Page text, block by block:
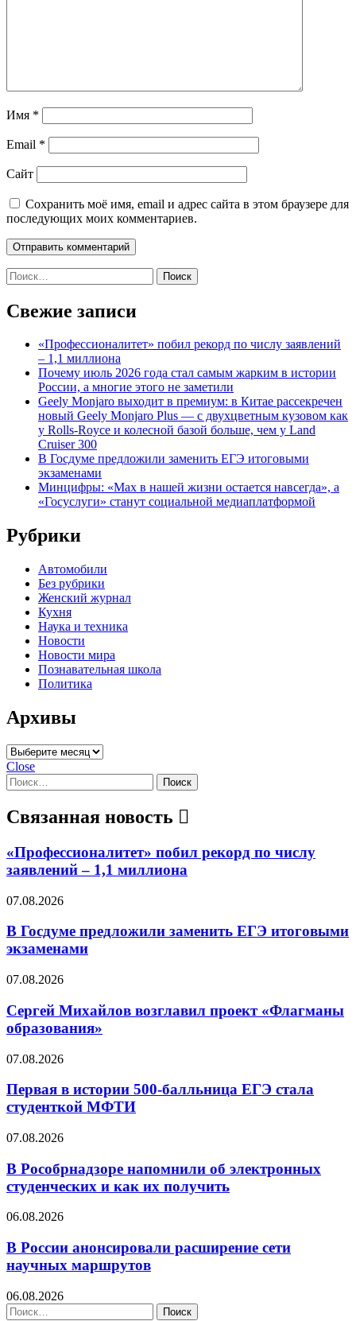
Имя *
Email *
Сайт
Сохранить моё имя, email и адрес сайта в этом браузере для
последующих моих комментариев.
Найти:
Свежие записи
«Профессионалитет» побил рекорд по числу заявлений
– 1,1 миллиона
Почему июль 2026 года стал самым жарким в истории
России, а многие этого не заметили
Geely Monjaro выходит в премиум: в Китае рассекречен
новый Geely Monjaro Plus — с двухцветным кузовом как
у Rolls-Royce и колесной базой больше, чем у Land
Cruiser 300
В Госдуме предложили заменить ЕГЭ итоговыми
экзаменами
Минцифры: «Max в нашей жизни остается навсегда», а
«Госуслуги» станут социальной медиаплатформой
Рубрики
Автомобили
Без рубрики
Женский журнал
Кухня
Наука и техника
Новости
Новости мира
Познавательная школа
Политика
Архивы
Архивы
Close
Найти:
Связанная новость
«Профессионалитет» побил рекорд по числу
заявлений – 1,1 миллиона
07.08.2026
В Госдуме предложили заменить ЕГЭ итоговыми
экзаменами
07.08.2026
Сергей Михайлов возглавил проект «Флагманы
образования»
07.08.2026
Первая в истории 500-балльница ЕГЭ стала
студенткой МФТИ
07.08.2026
В Рособрнадзоре напомнили об электронных
студенческих и как их получить
06.08.2026
В России анонсировали расширение сети
научных маршрутов
06.08.2026
Найти: